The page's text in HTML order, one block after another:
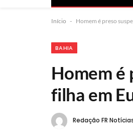
Início - Homem é preso
BAHIA
Homem é
filha em
Redação FR